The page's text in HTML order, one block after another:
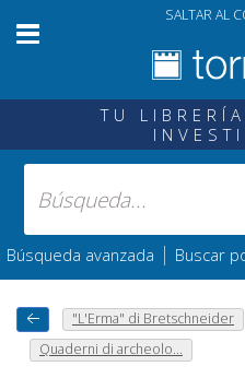
SALTAR AL
TU
Búsqueda avanzada | Buscar
"L'Erma" di Bretschneider
Quaderni di archeolo...